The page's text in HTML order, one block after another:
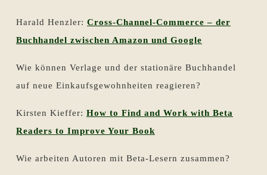
Harald Henzler: Cross-Channel-Commerce – der
Buchhandel zwischen Amazon und Google
Wie können Verlage und der stationäre Buchhandel
auf neue Einkaufsgewohnheiten reagieren?
Kirsten Kieffer: How to Find and Work with Beta
Readers to Improve Your Book
Wie arbeiten Autoren mit Beta-Lesern zusammen?